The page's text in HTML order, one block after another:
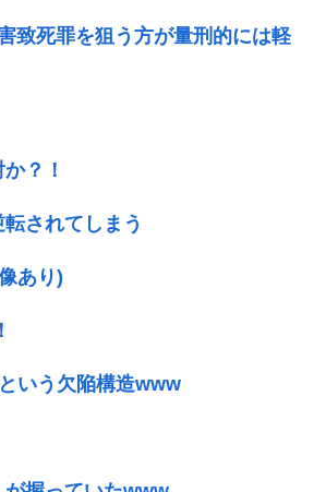
致死罪を狙う方が量刑的には軽
？！
されてしまう
あり)
いう欠陥構造www